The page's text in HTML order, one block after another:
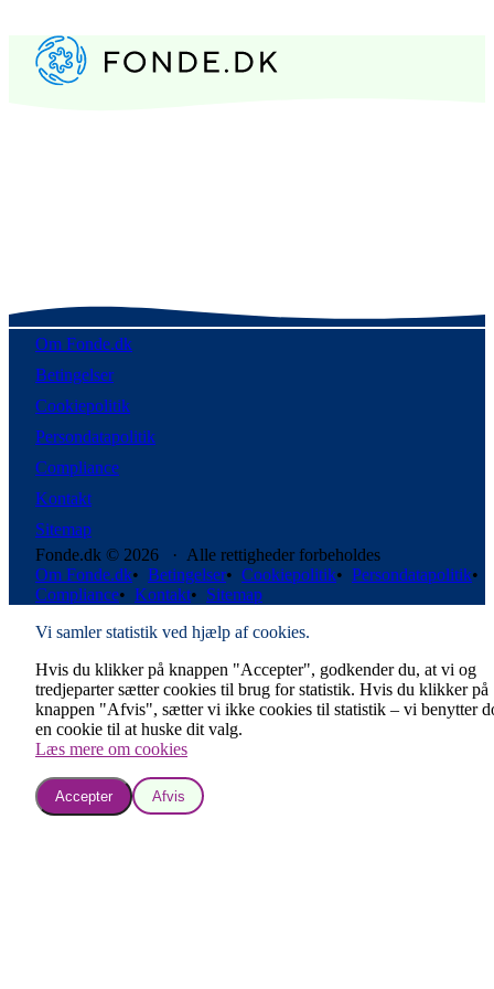
Om Fonde.dk
Betingelser
Cookiepolitik
Persondatapolitik
Compliance
Kontakt
Sitemap
Fonde.dk © 2026 · Alle rettigheder forbeholdes
Om Fonde.dk• Betingelser• Cookiepolitik• Persondatapolitik•
Compliance• Kontakt• Sitemap
Vi samler statistik ved hjælp af cookies.
Hvis du klikker på knappen "Accepter", godkender du, at vi og
tredjeparter sætter cookies til brug for statistik. Hvis du klikker på
knappen "Afvis", sætter vi ikke cookies til statistik – vi benytter
en cookie til at huske dit valg.
Læs mere om cookies
Accepter Afvis